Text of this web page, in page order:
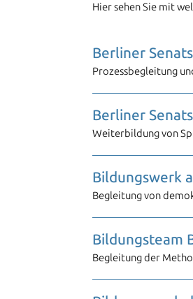
Hier sehen Sie mit
Berliner
Prozessbegleitung
Berliner
Weiterbildung von
Bildungswerk
Begleitung von
Bildungsteam
Begleitung der